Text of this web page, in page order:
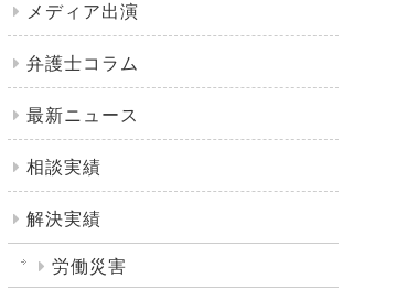
メディア出演
弁護士コラム
最新ニュース
相談実績
解決実績
労働災害